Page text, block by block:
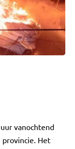
vanochtend
Het